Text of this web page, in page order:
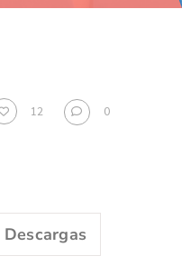
12
0
Descargas